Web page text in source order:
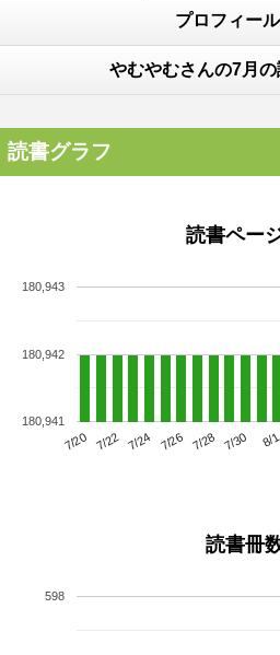
プロフィー
やむやむさんの7月
読書グラフ
読書ペー
7/20 7/22 7/24 7/26 7/28 7/30 8/1
180,941
180,942
180,943
読書冊
598